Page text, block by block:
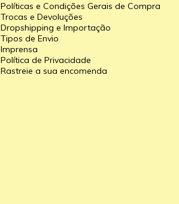
Políticas e Condições Gerais de Compra
Trocas e Devoluções
Dropshipping e Importação
Tipos de Envio
Imprensa
Política de Privacidade
Rastreie a sua encomenda